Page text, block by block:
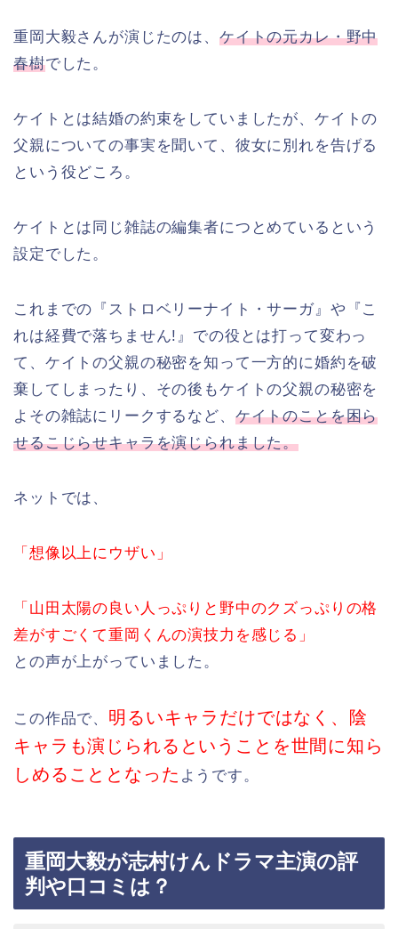
重岡大毅さんが演じたのは、 ケイトの元カレ・野中
春樹でした。
ケイトとは結婚の約束をしていましたが、ケイトの
父親についての事実を聞いて、彼女に別れを告げる
という役どころ。
ケイトとは同じ雑誌の編集者につとめているという
設定でした。
これまでの『ストロベリーナイト・サーガ』や『こ
れは経費で落ちません!』での役とは打って変わっ
て、ケイトの父親の秘密を知って一方的に婚約を破
棄してしまったり、その後もケイトの父親の秘密を
よその雑誌にリークするなど、 ケイトのことを困ら
せるこじらせキャラを演じられました。
ネットでは、
「想像以上にウザい」
「山田太陽の良い人っぷりと野中のクズっぷりの格
差がすごくて重岡くんの演技力を感じる」
との声が上がっていました。
この作品で、 明るいキャラだけではなく、陰
キャラも演じられるということを世間に知ら
しめることとなった ようです。
重岡大毅が志村けんドラマ主演の評
判や口コミは？